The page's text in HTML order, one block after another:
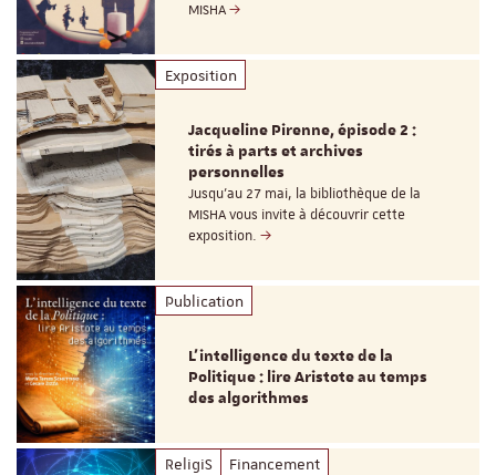
MISHA
Exposition
Jacqueline Pirenne, épisode 2 :
tirés à parts et archives
personnelles
Jusqu’au 27 mai, la bibliothèque de la
MISHA vous invite à découvrir cette
exposition.
Publication
L’intelligence du texte de la
Politique : lire Aristote au temps
des algorithmes
ReligiS Financement